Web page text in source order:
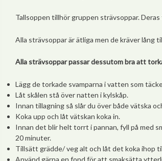
Tallsoppen tillhör gruppen strävsoppar.
Alla strävsoppar är ätliga men de kräver lång
Alla strävsoppar passar dessutom bra att
Lägg de torkade svamparna i vatten som
Låt skålen stå över natten i kylskåp.
Innan tillagning så slår du över både vätska
Koka upp och låt vätskan koka in.
Innan det blir helt torrt i pannan, fyll på med
20 minuter.
Tillsätt grädde/ veg alt och låt det koka ihop
Använd gärna en fond för att smaksätta